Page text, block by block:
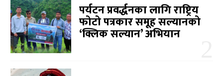
पर्यटन प्रवर्द्धनका लागि राष्ट्रिय
फोटो पत्रकार समूह सल्यानको
‘क्लिक सल्यान’ अभियान